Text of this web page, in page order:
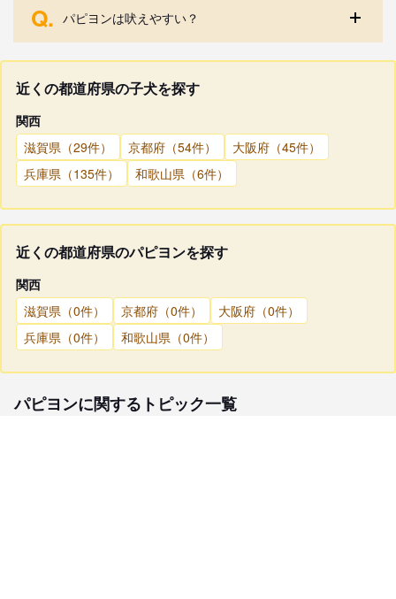
Q. パピヨンは吠えやすい？
近くの都道府県の子犬を探す
関西
滋賀県（29件）
京都府（54件）
大阪府（45件）
兵庫県（135件）
和歌山県（6件）
近くの都道府県のパピヨンを探す
関西
滋賀県（0件）
京都府（0件）
大阪府（0件）
兵庫県（0件）
和歌山県（0件）
パピヨンに関するトピック一覧